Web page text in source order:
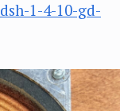
1-4-10-gd-